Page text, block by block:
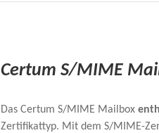
Certum S/MIME
Das Certum S/MIME Mailbox
Zertifikattyp. Mit dem S/MIME-